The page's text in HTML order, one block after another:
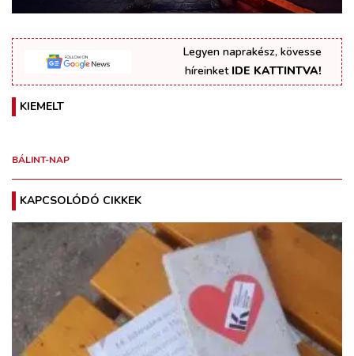
Legyen naprakész, kövesse
híreinket IDE KATTINTVA!
KIEMELT
BÁLINT-NAP
KAPCSOLÓDÓ CIKKEK